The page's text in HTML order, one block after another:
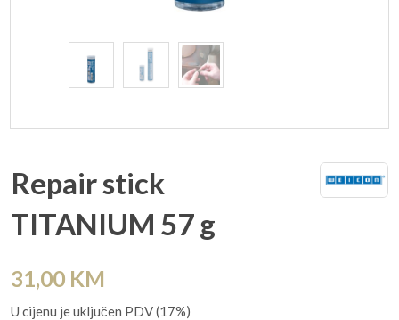
Repair stick
TITANIUM 57 g
31,00 KM
U cijenu je uključen PDV (17%)